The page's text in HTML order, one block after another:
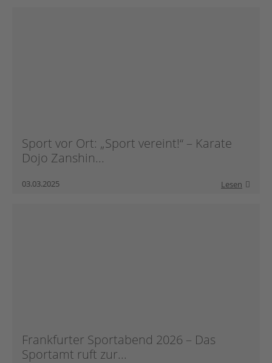
Sport vor Ort: „Sport vereint!“ – Karate
Dojo Zanshin...
03.03.2025 Lesen
Frankfurter Sportabend 2026 – Das
Sportamt ruft zur...